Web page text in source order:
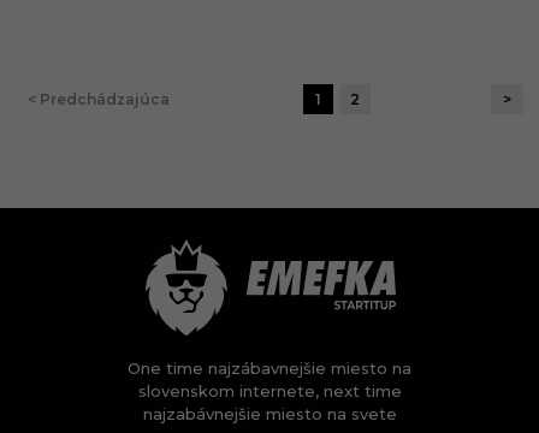
< Predchádzajúca 1 2 >
One time najzábavnejšie miesto na
slovenskom internete, next time
najzabávnejšie miesto na svete